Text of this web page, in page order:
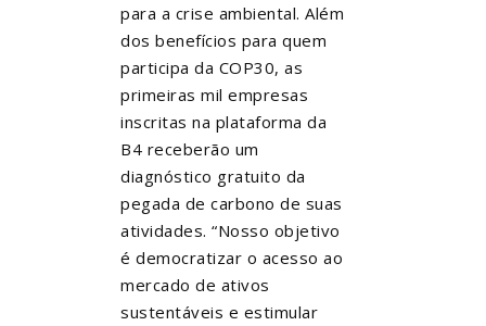
para a crise ambiental. Além
dos benefícios para quem
participa da COP30, as
primeiras mil empresas
inscritas na plataforma da
B4 receberão um
diagnóstico gratuito da
pegada de carbono de suas
atividades. “Nosso objetivo
é democratizar o acesso ao
mercado de ativos
sustentáveis e estimular